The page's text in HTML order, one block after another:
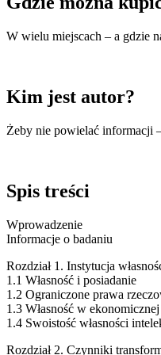
W wielu miejscach – a gdzie
Kim jest autor?
Żeby nie powielać informacji
Spis treści
Wprowadzenie
Informacje o badaniu
Rozdział 1. Instytucja
1.1 Własność i posiadanie
1.2 Ograniczone prawa
1.3 Własność w
1.4 Swoistość własności
Rozdział 2. Czynniki